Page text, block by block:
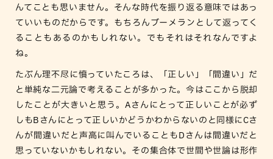
んてことも思いません。そんな時代を振り返る意味ではあっ
ていいものだからです。もちろんブーメランとして返ってく
ることもあるのかもしれない。でもそれはそれなんですよ
ね。
たぶん理不尽に憤っていたころは、「正しい」「間違い」だ
と単純な二元論で考えることが多かった。今はここから脱却
したことが大きいと思う。Aさんにとって正しいことが必ず
しもBさんにとって正しいかどうかわからないのと同様にCさ
んが間違いだと声高に叫んでいることもDさんは間違いだと
思っていないかもしれない。その集合体で世間や世論は形作